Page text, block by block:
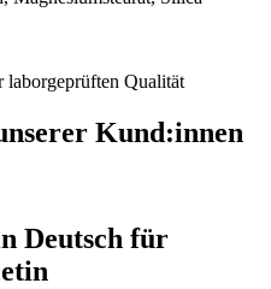
laborgeprüften Qualität
Kund:innen
Deutsch für